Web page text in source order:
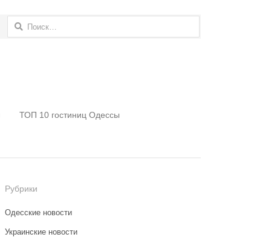
Найти:
ТОП 10 гостиниц Одессы
Рубрики
Одесские новости
Украинские новости